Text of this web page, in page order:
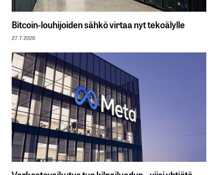
Bitcoin-louhijoiden sähkö virtaa nyt tekoälylle
27.7.2026